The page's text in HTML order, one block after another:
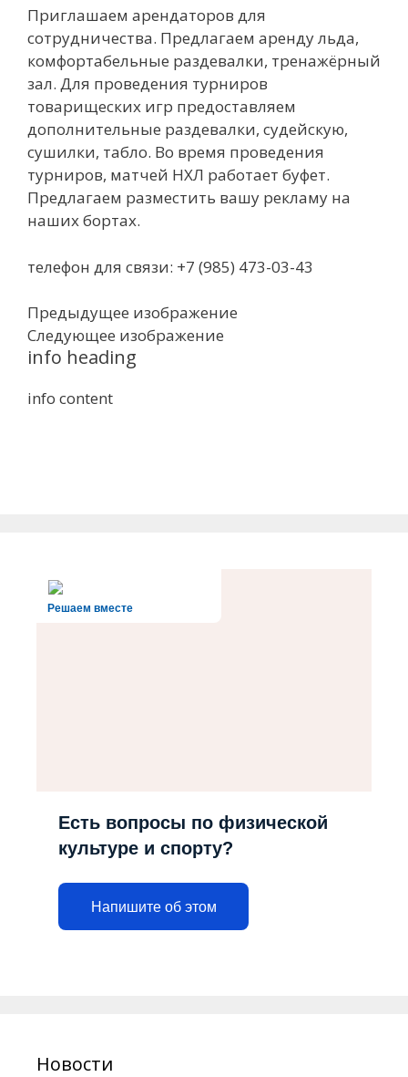
Приглашаем арендаторов для
сотрудничества. Предлагаем аренду льда,
комфортабельные раздевалки, тренажёрный
зал. Для проведения турниров
товарищеских игр предоставляем
дополнительные раздевалки, судейскую,
сушилки, табло. Во время проведения
турниров, матчей НХЛ работает буфет.
Предлагаем разместить вашу рекламу на
наших бортах.
телефон для связи: +7 (985) 473-03-43
Предыдущее изображение
Следующее изображение
info heading
info content
Решаем вместе
Есть вопросы по физической
культуре и спорту?
Напишите об этом
Новости